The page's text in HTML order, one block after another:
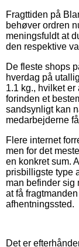
Fragttiden på
behøver ordren
meningsfuldt at
den respektive
De fleste shops
hverdag på
1.1 kg., hvilket
forinden et
sandsynligt kan
medarbejderne
Flere internet
men for det
en konkret sum.
prisbilligste type
man befinder
at få
afhentningssted.
Det er